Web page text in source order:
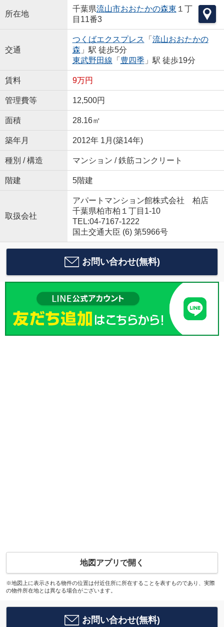
所在地
千葉県流山市おおたかの森東 １丁
目11番3
交通
つくばエクスプレス 「 流山おおたかの
森 」駅 徒歩5分
東武野田線 「 豊四季」駅 徒歩19分
賃料 9万円
管理費等 12,500円
面積 28.16㎡
築年月 2012年 1月(築14年)
種別 / 構造 マンション / 鉄筋コンクリート
階建 5階建
取扱会社
アパートマンション館株式会社 柏店
千葉県柏市柏１丁目1-10
TEL:04-7167-1222
国土交通大臣 (6) 第5966号
お問い合わせ(無料)
地図アプリで開く
※地図上に表示される物件の位置は付近住所に所在することを表すものであり、実際
の物件所在地とは異なる場合がございます。
お問い合わせ(無料)